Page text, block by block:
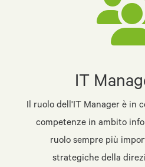
IT
Il ruolo dell'IT Manager è in
competenze in ambito
ruolo sempre più
strategiche della